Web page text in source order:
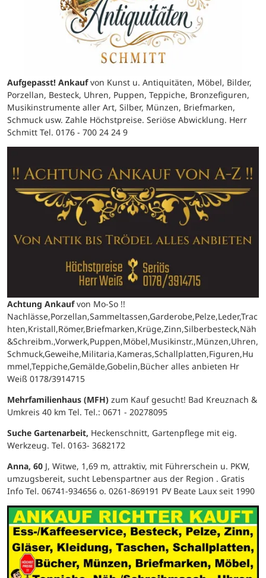
Aufgepasst! Ankaufvon Kunst u. Antiquitäten, Möbel, Bilder,
Porzellan, Besteck, Uhren, Puppen, Teppiche, Bronzefiguren,
Musikinstrumente aller Art, Silber, Münzen, Briefmarken,
Schmuck usw. Zahle Höchstpreise. Seriöse Abwicklung. Herr
Schmitt Tel. 0176 - 700 24 24 9
Achtung Ankaufvon Mo-So !!
Nachlässe,Porzellan,Sammeltassen,Garderobe,Pelze,Leder,Trac
hten,Kristall,Römer,Briefmarken,Krüge,Zinn,Silberbesteck,Näh
&Schreibm.,Vorwerk,Puppen,Möbel,Musikinstr.,Münzen,Uhren,
Schmuck,Geweihe,Militaria,Kameras,Schallplatten,Figuren,Hu
mmel,Teppiche,Gemälde,Gobelin,Bücher alles anbieten Hr
Weiß 0178/3914715
Mehrfamilienhaus (MFH) zum Kauf gesucht! Bad Kreuznach &
Umkreis 40 km Tel. Tel.: 0671 - 20278095
Suche Gartenarbeit, Heckenschnitt, Gartenpflege mit eig.
Werkzeug. Tel. 0163- 3682172
Anna, 60 J, Witwe, 1,69 m, attraktiv, mit Führerschein u. PKW,
umzugsbereit, sucht Lebenspartner aus der Region . Gratis
Info Tel. 06741-934656 o. 0261-869191 PV Beate Laux seit 1990